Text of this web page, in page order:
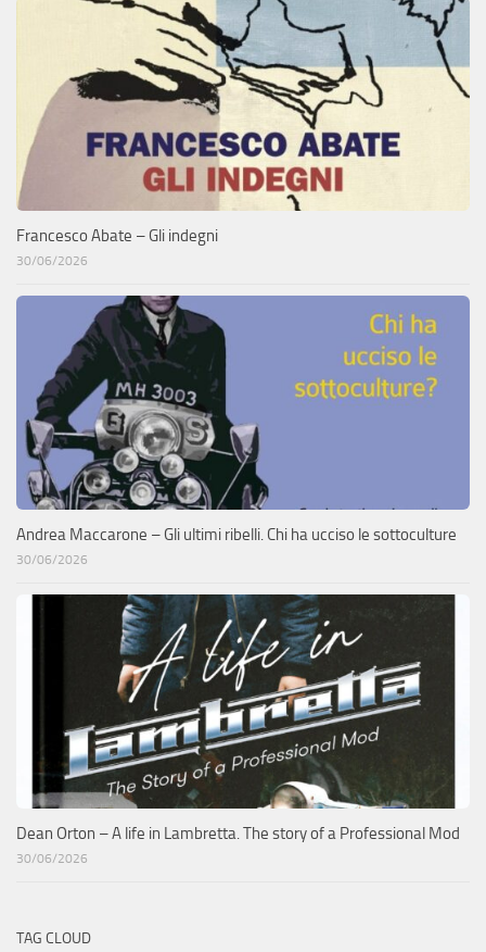
Francesco Abate – Gli indegni
30/06/2026
Andrea Maccarone – Gli ultimi ribelli. Chi ha ucciso le sottoculture
30/06/2026
Dean Orton – A life in Lambretta. The story of a Professional Mod
30/06/2026
TAG CLOUD